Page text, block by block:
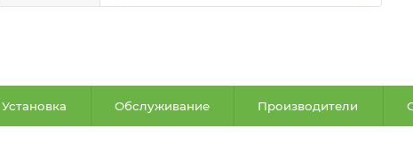
Установка Обслуживание Производители